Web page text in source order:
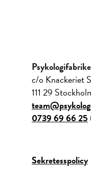
c/o Knackeriet
111 29
0739 69 66 25
Sekretesspolicy